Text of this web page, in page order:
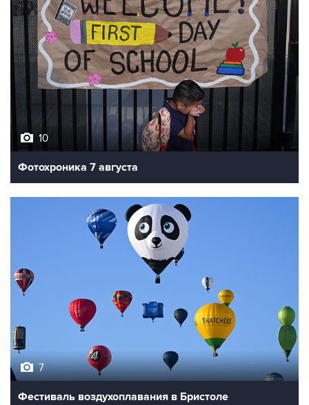
10
Фотохроника 7 августа
7
Фестиваль воздухоплавания в Бристоле